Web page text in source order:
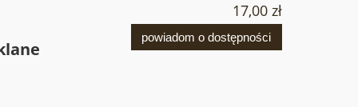
17,00 zł
powiadom o dostępności